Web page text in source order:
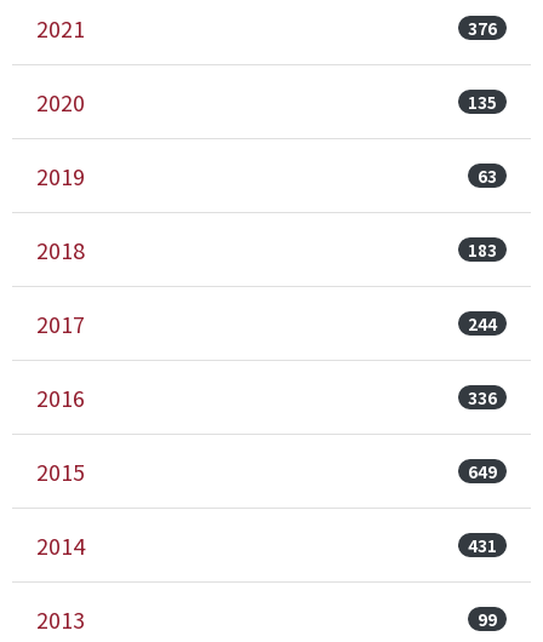
2021 376
2020 135
2019 63
2018 183
2017 244
2016 336
2015 649
2014 431
2013 99